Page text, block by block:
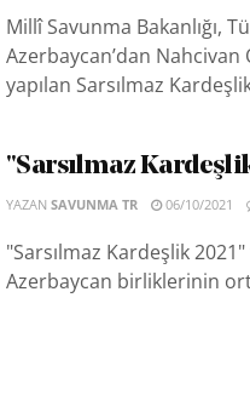
Millî Savunma Bakanlığı,
Azerbaycan’dan Nahcivan
yapılan Sarsılmaz
"Sarsılmaz
YAZAN SAVUNMA TR 06/10/2021
"Sarsılmaz Kardeşlik
Azerbaycan birliklerinin